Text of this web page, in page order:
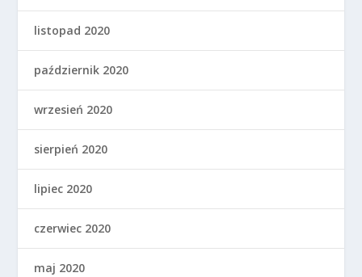
listopad 2020
październik 2020
wrzesień 2020
sierpień 2020
lipiec 2020
czerwiec 2020
maj 2020